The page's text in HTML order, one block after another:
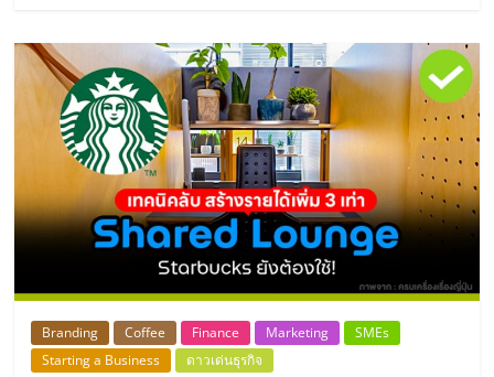
ศูนย์
รวม
แฟ
รน
ไชส์
พร้อม
Branding Coffee Finance Marketing
SMEs
Starting a Business
ดาวเด่นธุรกิจ